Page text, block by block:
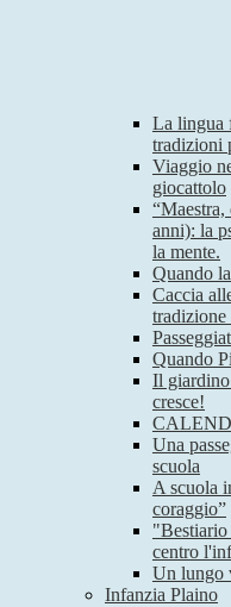
La lingua
tradizioni
Viaggio
giocattolo
anni): la
la mente.
Quando
Caccia
Quando
Il
cresce!
Una
scuola
A scuola
coraggio”
"Bestiario
centro
Un lungo
Infanzia Plaino